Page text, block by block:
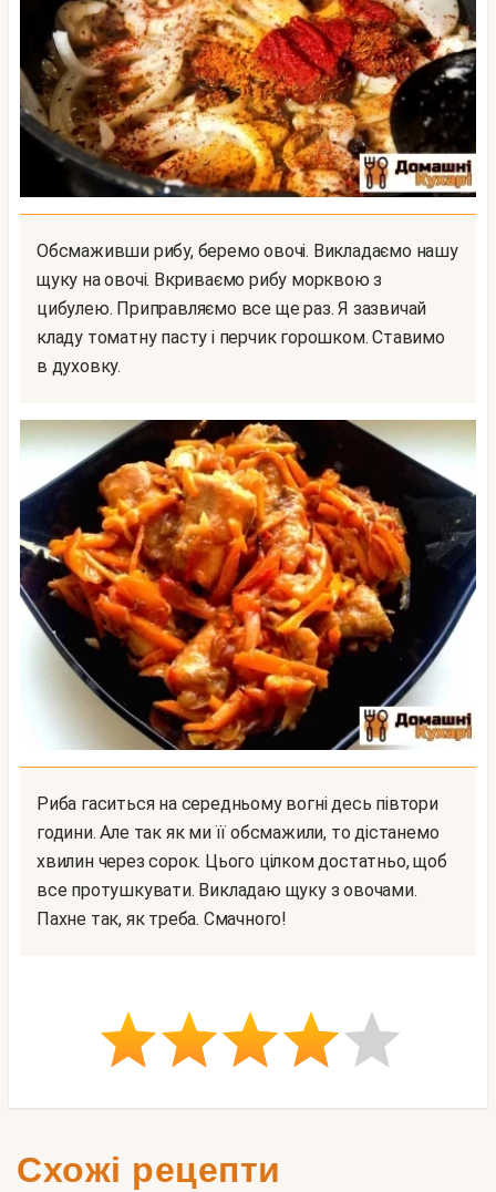
Обсмаживши рибу, беремо овочі. Викладаємо нашу
щуку на овочі. Вкриваємо рибу морквою з
цибулею. Приправляємо все ще раз. Я зазвичай
кладу томатну пасту і перчик горошком. Ставимо
в духовку.
Риба гаситься на середньому вогні десь півтори
години. Але так як ми її обсмажили, то дістанемо
хвилин через сорок. Цього цілком достатньо, щоб
все протушкувати. Викладаю щуку з овочами.
Пахне так, як треба. Смачного!
Схожі рецепти